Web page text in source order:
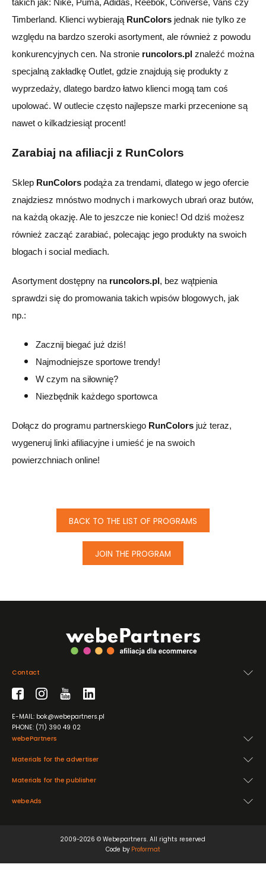
takich jak: Nike, Puma, Adidas, Reebok, Converse, Vans czy
Timberland. Klienci wybierają RunColors jednak nie tylko ze
względu na bardzo szeroki asortyment, ale również z powodu
konkurencyjnych cen. Na stronie runcolors.pl znaleźć można
specjalną zakładkę Outlet, gdzie znajdują się produkty z
wyprzedaży, dlatego bardzo łatwo klienci mogą tam coś
upolować. W outlecie często najlepsze marki przecenione są
nawet o kilkadziesiąt procent!
Zarabiaj na afiliacji z RunColors
Sklep RunColors podąża za trendami, dlatego w jego ofercie
znajdziesz mnóstwo modnych i markowych ubrań oraz butów,
na każdą okazję. Ale to jeszcze nie koniec! Od dziś możesz
również zacząć zarabiać, polecając jego produkty na swoich
blogach i social mediach.
Asortyment dostępny na runcolors.pl , bez wątpienia
sprawdzi się do promowania takich wpisów blogowych, jak
np.:
Zacznij biegać już dziś!
Najmodniejsze sportowe trendy!
W czym na siłownię?
Niezbędnik każdego sportowca
Dołącz do programu partnerskiego RunColors już teraz,
wygeneruj linki afiliacyjne i umieść je na swoich
powierzchniach online!
BACK TO THE LIST OF PROGRAMS
JOIN THE PROGRAM
webePartners
Materials for the advertiser
Materials for the publisher
webeAds
Contact
E-MAIL: bok@webepartners.pl
PHONE: (71) 390 49 02
2009-2026 © Webepartners. All rights reserved
Code by Proformat